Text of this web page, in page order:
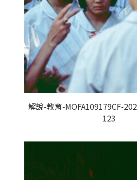
解說-教育-MOFA109179CF-
123